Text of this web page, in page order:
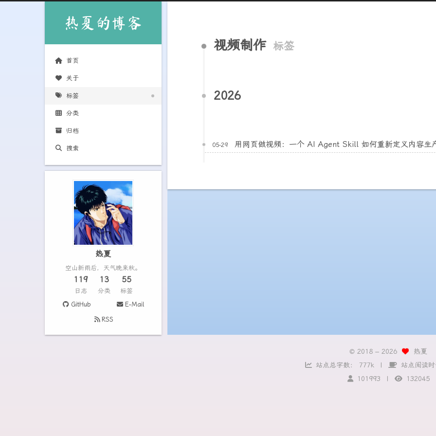
热夏的博客
首页
关于
标签
分类
归档
搜索
热夏
空山新雨后，天气晚来秋。
119
日志
13
分类
55
标签
GitHub
E-Mail
RSS
视频制作 标签
2026
05-29 用网页做视频：一个 AI Agent Skill 如何重新定义内容生
© 2018 – 2026
热夏
站点总字数：
777k
站点阅读
101993
132045